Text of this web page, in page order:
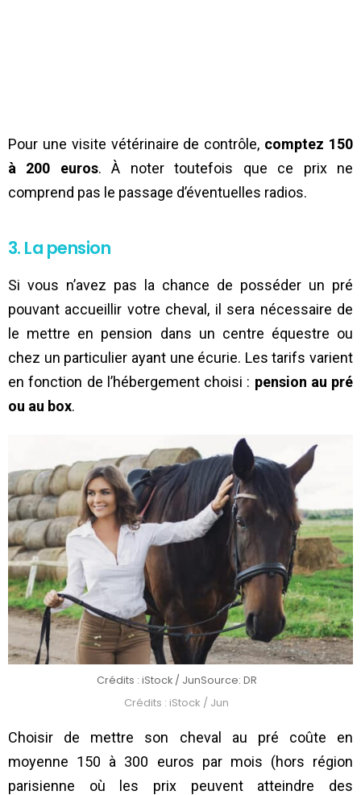
Pour une visite vétérinaire de contrôle, comptez 150
à 200 euros. À noter toutefois que ce prix ne
comprend pas le passage d’éventuelles radios.
3. La pension
Si vous n’avez pas la chance de posséder un pré
pouvant accueillir votre cheval, il sera nécessaire de
le mettre en pension dans un centre équestre ou
chez un particulier ayant une écurie. Les tarifs varient
en fonction de l’hébergement choisi : pension au pré
ou au box.
Crédits : iStock / JunSource: DR
Crédits : iStock / Jun
Choisir de mettre son cheval au pré coûte en
moyenne 150 à 300 euros par mois (hors région
parisienne où les prix peuvent atteindre des